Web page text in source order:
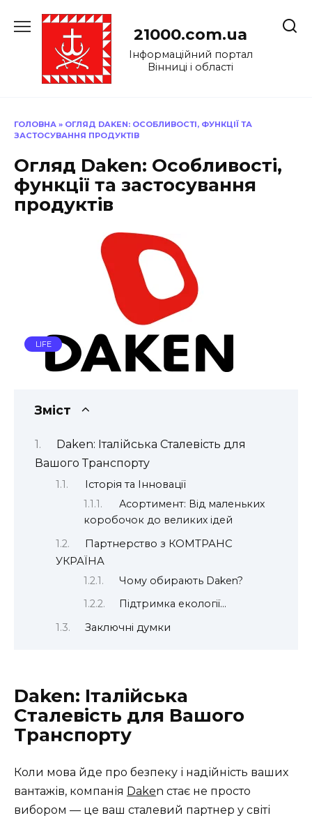
до
21000.com.ua
Інформаційний портал
Вінниці і області
ГОЛОВНА » ОГЛЯД DAKEN: ОСОБЛИВОСТІ, ФУНКЦІЇ ТА
ЗАСТОСУВАННЯ ПРОДУКТІВ
Огляд Daken: Особливості,
функції та застосування
продуктів
LIFE
Зміст
Daken: Італійська Сталевість для
Вашого Транспорту
Історія та Інновації
Асортимент: Від маленьких
коробочок до великих ідей
Партнерство з КОМТРАНС
УКРАЇНА
Чому обирають Daken?
Підтримка екології…
Заключні думки
Daken: Італійська
Сталевість для Вашого
Транспорту
Коли мова йде про безпеку і надійність ваших
вантажів, компанія Daken стає не просто
вибором — це ваш сталевий партнер у світі